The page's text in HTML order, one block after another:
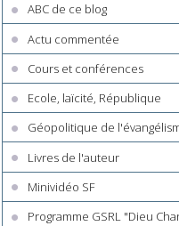
ABC de ce blog
Actu commentée
Cours et conférences
Ecole, laïcité, République
Géopolitique de
Livres de l'auteur
Minividéo SF
Programme GSRL "Dieu